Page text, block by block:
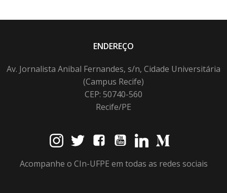
ENDEREÇO
Av. Jornalista Anibal Fernandes, s/n, Cidade Universitária
(Campus Recife)
CEP: 50740-560
Recife/PE
Acompanhe o CIn-UFPE em todas as redes sociais